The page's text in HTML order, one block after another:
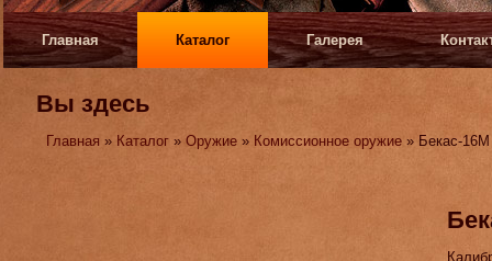
Главная Каталог Галерея
Вы здесь
Главная » Каталог »Оружие » Комиссионное оружие » Бекас-